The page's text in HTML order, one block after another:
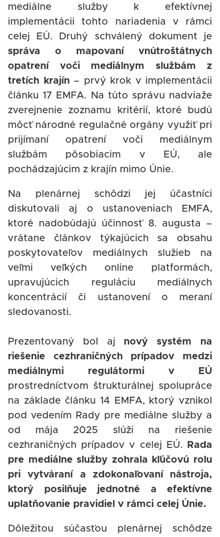
mediálne služby k efektívnej
implementácii tohto nariadenia v rámci
celej EÚ. Druhý schválený dokument je
správa o mapovaní vnútroštátnych
opatrení voči mediálnym službám z
tretích krajín – prvý krok v implementácii
článku 17 EMFA. Na túto správu nadviaže
zverejnenie zoznamu kritérií, ktoré budú
môcť národné regulačné orgány využiť pri
prijímaní opatrení voči mediálnym
službám pôsobiacim v EÚ, ale
pochádzajúcim z krajín mimo Únie.
Na plenárnej schôdzi jej účastníci
diskutovali aj o ustanoveniach EMFA,
ktoré nadobúdajú účinnosť 8. augusta –
vrátane článkov týkajúcich sa obsahu
poskytovateľov mediálnych služieb na
veľmi veľkých online platformách,
upravujúcich reguláciu mediálnych
koncentrácií či ustanovení o meraní
sledovanosti.
Prezentovaný bol aj nový systém na
riešenie cezhraničných prípadov medzi
mediálnymi regulátormi v EÚ
prostredníctvom štrukturálnej spolupráce
na základe článku 14 EMFA, ktorý vznikol
pod vedením Rady pre mediálne služby a
od mája 2025 slúži na riešenie
cezhraničných prípadov v celej EÚ.
Rada
pre mediálne služby zohrala kľúčovú rolu
pri vytváraní a zdokonaľovaní nástroja,
ktorý posilňuje jednotné a efektívne
uplatňovanie pravidiel v rámci celej Únie.
Dôležitou súčasťou plenárnej schôdze